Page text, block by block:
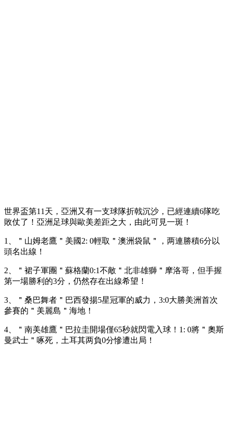
世界盃第11天，亞洲又有一支球隊折戟沉沙，已經連續6隊吃
敗仗了！亞洲足球與歐美差距之大，由此可見一斑！
1、＂山姆老鷹＂美國2: 0輕取＂澳洲袋鼠＂，两連勝積6分以
頭名出線！
2、＂裙子軍團＂蘇格蘭0:1不敵＂北非雄獅＂摩洛哥，但手握
第一場勝利的3分，仍然存在出線希望！
3、＂桑巴舞者＂巴西發揚5星冠軍的威力，3:0大勝美洲首次
參賽的＂美麗島＂海地！
4、＂南美雄鷹＂巴拉圭開場僅65秒就閃電入球！1: 0將＂奧斯
曼武士＂啄死，土耳其两負0分慘遭出局！